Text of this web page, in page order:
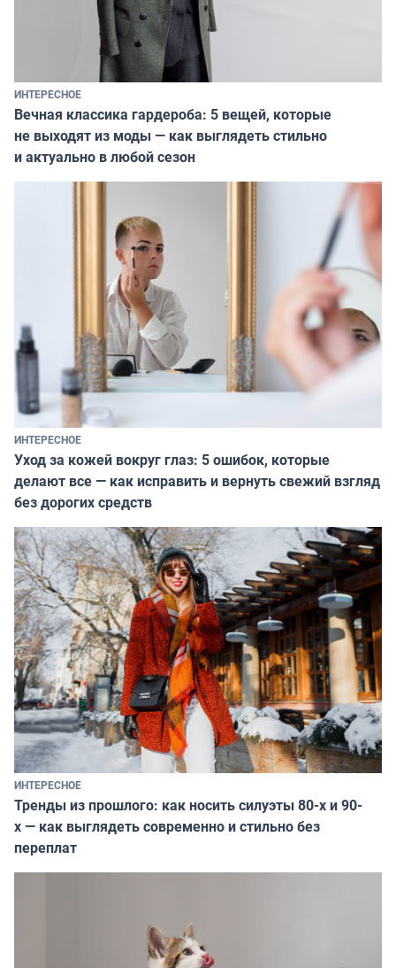
ИНТЕРЕСНОЕ
Вечная классика гардероба: 5 вещей, которые
не выходят из моды — как выглядеть стильно
и актуально в любой сезон
ИНТЕРЕСНОЕ
Уход за кожей вокруг глаз: 5 ошибок, которые
делают все — как исправить и вернуть свежий взгляд
без дорогих средств
ИНТЕРЕСНОЕ
Тренды из прошлого: как носить силуэты 80-х и 90-
х — как выглядеть современно и стильно без
переплат